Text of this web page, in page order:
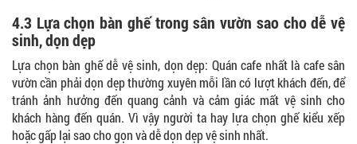
4.3 Lựa chọn bàn ghế trong sân vườn sao cho dễ vệ
sinh, dọn dẹp
Lựa chọn bàn ghế dễ vệ sinh, dọn dẹp: Quán cafe nhất là cafe sân
vườn cần phải dọn dẹp thường xuyên mỗi lần có lượt khách đến, để
tránh ảnh hưởng đến quang cảnh và cảm giác mất vệ sinh cho
khách hàng đến quán. Vì vậy người ta hay lựa chọn ghế kiểu xếp
hoặc gấp lại sao cho gọn và dễ dọn dẹp vệ sinh nhất.